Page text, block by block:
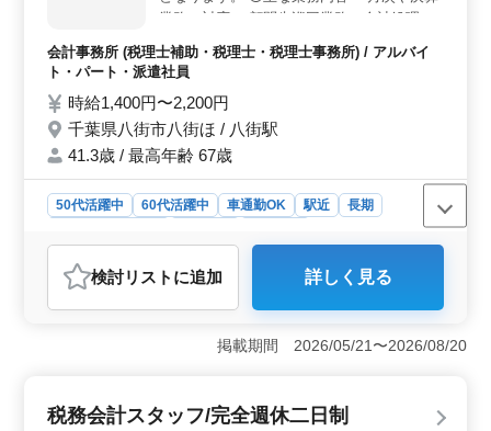
歓迎し、入社後は研修や資格取得のサポートが充実して
います。現場経験を積みながらスキルアップを目指せる
豊富なスタッフが揃う環境で、実務経験を活かしつつ、
さらなる専門性を磨くことができます。
業務の対応 ・顧問先巡回業務（会計処理指
導、会計監査） ・税務会計顧問業務 ・相続
対策・相続申告 ・創業支援・会社設立 ・税
務調査立会い ＊会計ソフトは弥生会計、勘
定奉行を使用しています。 担当者が企業情
報をしっかり引き継ぎますので、スムーズに
業務慣れる事が可能です。 ※年間休日124日
車場あり） 現在50歳以上も活躍している企
業です。 ぜひ今までの経験を活かして頂け
会計事務所 (税理士補助・税理士・税理士事務所) / アルバイ
ト・パート・派遣社員
時給1,400円〜2,200円
千葉県八街市八街ほ / 八街駅
41.3歳 / 最高年齢 67歳
50代活躍中 60代活躍中 車通勤OK 駅近
長期
会計事務所
おすすめポイント
＜柔軟な勤務形態＞ 千葉県八街市にある税理士事務所
での補助業務は、アルバイトやパート、派遣社員として
の雇用形態を選べます。週3〜5日の勤務が可能で、家庭
魅力的な報酬＞ 時給は1,400円〜2,200円と高水準で、
検討リスト に追加 詳しく見る
掲載期間 2026/05/21〜2026/08/20
税務会計スタッフ/完全週休二日制